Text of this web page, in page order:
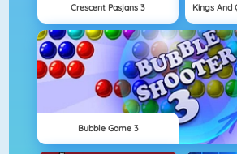
Crescent Pasjans 3
Bubble Game 3